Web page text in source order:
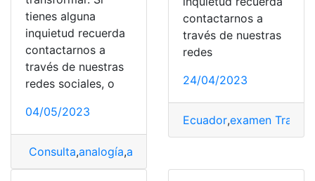
tienes alguna
inquietud recuerda
contactarnos a
través de nuestras
redes sociales, o
04/05/2023
Consulta,analogía,analogías
contactarnos a
través de nuestras
redes
24/04/2023
Ecuador,examen